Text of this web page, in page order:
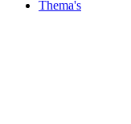
Thema's